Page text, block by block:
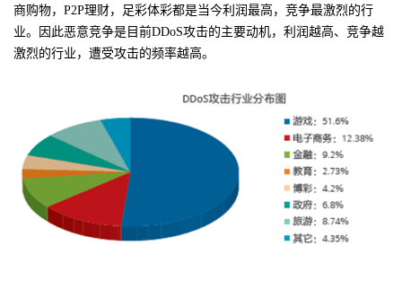
商购物，P2P理财，足彩体彩都是当今利润最高，竞争最激烈的行
业。因此恶意竞争是目前DDoS攻击的主要动机，利润越高、竞争越
激烈的行业，遭受攻击的频率越高。